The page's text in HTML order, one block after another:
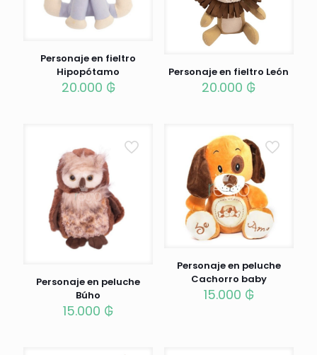
Personaje en fieltro
Hipopótamo
20.000 ₲
Personaje en fieltro León
20.000 ₲
Personaje en peluche
Búho
15.000 ₲
Personaje en peluche
Cachorro baby
15.000 ₲